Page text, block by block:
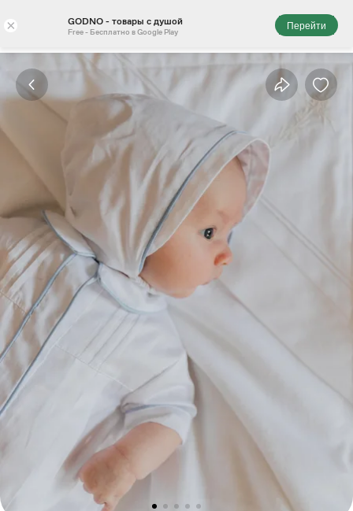
× GODNO - товары с душой
Free - Бесплатно в Google Play
Перейти